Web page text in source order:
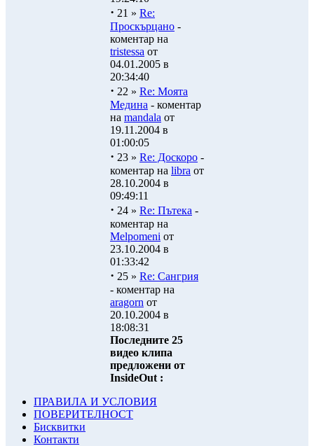
· 21 » Re:
Проскърцано -
коментар на
tristessa от
04.01.2005 в
20:34:40
· 22 » Re: Моята
Медина - коментар
на mandala от
19.11.2004 в
01:00:05
· 23 » Re: Доскоро -
коментар на libra от
28.10.2004 в
09:49:11
· 24 » Re: Пътека -
коментар на
Melpomeni от
23.10.2004 в
01:33:42
· 25 » Re: Сангрия
- коментар на
aragorn от
20.10.2004 в
18:08:31
Последните 25
видео клипа
предложени от
InsideOut :
ПРАВИЛА И УСЛОВИЯ
ПОВЕРИТЕЛНОСТ
Бисквитки
Контакти